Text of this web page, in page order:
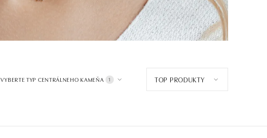
VYBERTE TYP CENTRÁLNEHO KAMEŇA 1 TOP PRODUKTY